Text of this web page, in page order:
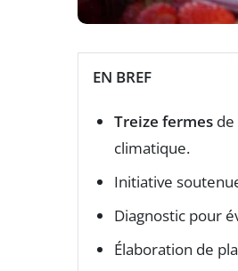
EN BREF
Treize fermes
climatique.
Initiative
Diagnostic pour
Élaboration de